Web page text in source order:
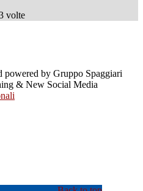
volte
powered by Gruppo Spaggiari
& New Social Media